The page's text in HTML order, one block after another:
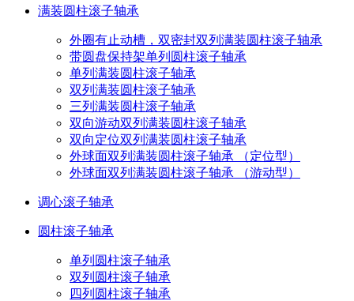
满装圆柱滚子轴承
外圈有止动槽，双密封双列满装圆柱滚子轴承
带圆盘保持架单列圆柱滚子轴承
单列满装圆柱滚子轴承
双列满装圆柱滚子轴承
三列满装圆柱滚子轴承
双向游动双列满装圆柱滚子轴承
双向定位双列满装圆柱滚子轴承
外球面双列满装圆柱滚子轴承 （定位型）
外球面双列满装圆柱滚子轴承 （游动型）
调心滚子轴承
圆柱滚子轴承
单列圆柱滚子轴承
双列圆柱滚子轴承
四列圆柱滚子轴承